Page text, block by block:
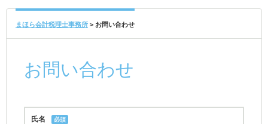
まほら会計税理士事務所 > お問い合わせ
お問い合わせ
氏名 必須